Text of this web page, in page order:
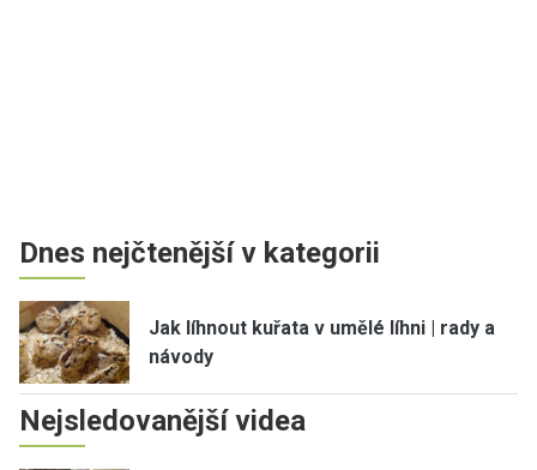
Dnes nejčtenější v kategorii
Jak líhnout kuřata v umělé líhni | rady a
návody
Nejsledovanější videa